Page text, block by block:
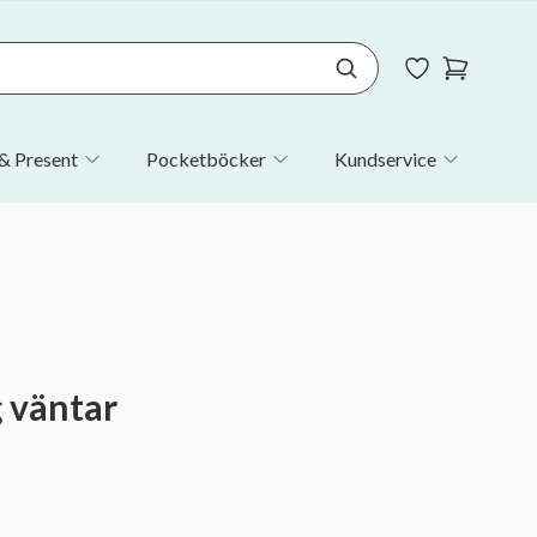
Present Pocketböcker Kundservice
väntar